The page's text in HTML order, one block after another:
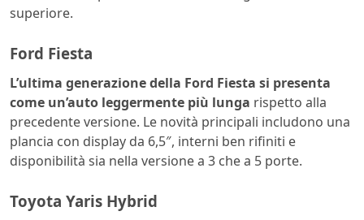
superiore.
Ford Fiesta
L’ultima generazione della Ford Fiesta si presenta
come un’auto leggermente più lunga rispetto alla
precedente versione. Le novità principali includono una
plancia con display da 6,5″, interni ben rifiniti e
disponibilità sia nella versione a 3 che a 5 porte.
Toyota Yaris Hybrid